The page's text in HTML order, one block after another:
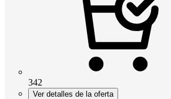
342
Ver detalles de la oferta